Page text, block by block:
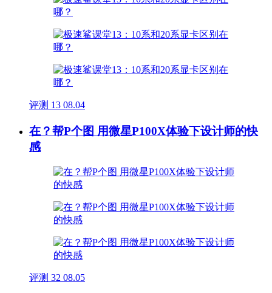
评测 13 08.04
在？帮P个图 用微星P100X体验下设计师的快
感
评测 32 08.05